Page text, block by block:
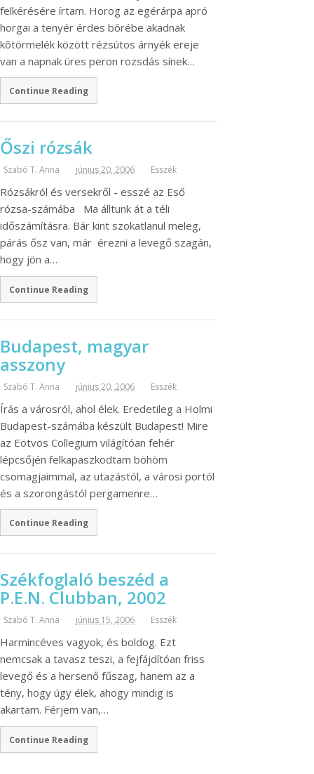
felkérésére írtam. Horog az egérárpa apró
horgai a tenyér érdes bõrébe akadnak
kõtörmelék között rézsútos árnyék ereje
van a napnak üres peron rozsdás sínek…
Continue Reading
Őszi rózsák
Szabó T. Anna június 20, 2006 Esszék
Rózsákról és versekről - esszé az Eső
rózsa-számába Ma álltunk át a téli
időszámításra. Bár kint szokatlanul meleg,
párás ősz van, már érezni a levegő szagán,
hogy jön a…
Continue Reading
Budapest, magyar
asszony
Szabó T. Anna június 20, 2006 Esszék
Írás a városról, ahol élek. Eredetileg a Holmi
Budapest-számába készült Budapest! Mire
az Eötvös Collegium világítóan fehér
lépcsőjén felkapaszkodtam böhöm
csomagjaimmal, az utazástól, a városi portól
és a szorongástól pergamenre…
Continue Reading
Székfoglaló beszéd a
P.E.N. Clubban, 2002
Szabó T. Anna június 15, 2006 Esszék
Harmincéves vagyok, és boldog. Ezt
nemcsak a tavasz teszi, a fejfájdítóan friss
levegő és a hersenő fűszag, hanem az a
tény, hogy úgy élek, ahogy mindig is
akartam. Férjem van,…
Continue Reading